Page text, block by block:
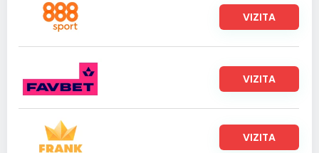
VIZITA
VIZITA
VIZITA